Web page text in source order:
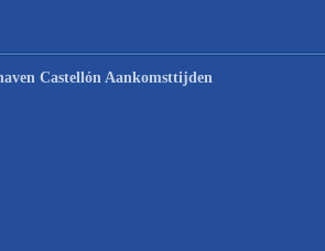
Castellón Aankomsttijden